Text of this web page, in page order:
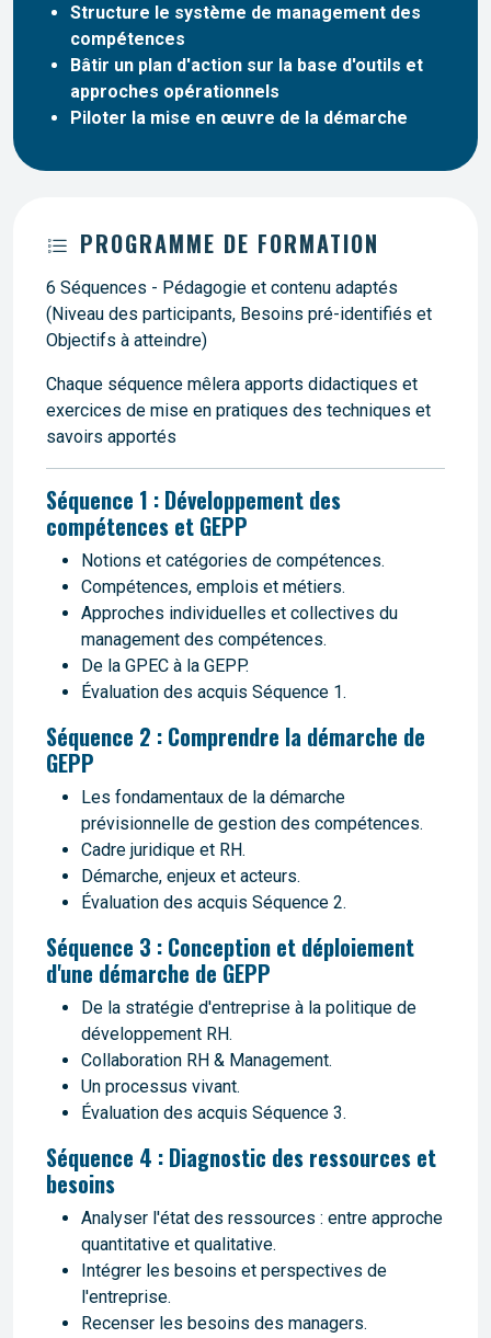
Structure le système de management des
compétences
Bâtir un plan d'action sur la base d'outils et
approches opérationnels
Piloter la mise en œuvre de la démarche
PROGRAMME DE FORMATION
6 Séquences - Pédagogie et contenu adaptés
(Niveau des participants, Besoins pré-identifiés et
Objectifs à atteindre)
Chaque séquence mêlera apports didactiques et
exercices de mise en pratiques des techniques et
savoirs apportés
Séquence 1 : Développement des
compétences et GEPP
Notions et catégories de compétences.
Compétences, emplois et métiers.
Approches individuelles et collectives du
management des compétences.
De la GPEC à la GEPP.
Évaluation des acquis Séquence 1.
Séquence 2 : Comprendre la démarche de
GEPP
Les fondamentaux de la démarche
prévisionnelle de gestion des compétences.
Cadre juridique et RH.
Démarche, enjeux et acteurs.
Évaluation des acquis Séquence 2.
Séquence 3 : Conception et déploiement
d'une démarche de GEPP
De la stratégie d'entreprise à la politique de
développement RH.
Collaboration RH & Management.
Un processus vivant.
Évaluation des acquis Séquence 3.
Séquence 4 : Diagnostic des ressources et
besoins
Analyser l'état des ressources : entre approche
quantitative et qualitative.
Intégrer les besoins et perspectives de
l'entreprise.
Recenser les besoins des managers.